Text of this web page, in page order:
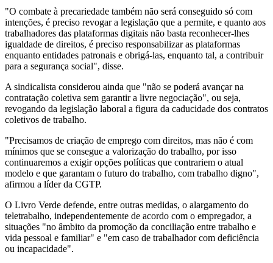
"O combate à precariedade também não será conseguido só com
intenções, é preciso revogar a legislação que a permite, e quanto aos
trabalhadores das plataformas digitais não basta reconhecer-lhes
igualdade de direitos, é preciso responsabilizar as plataformas
enquanto entidades patronais e obrigá-las, enquanto tal, a contribuir
para a segurança social", disse.
A sindicalista considerou ainda que "não se poderá avançar na
contratação coletiva sem garantir a livre negociação", ou seja,
revogando da legislação laboral a figura da caducidade dos contratos
coletivos de trabalho.
"Precisamos de criação de emprego com direitos, mas não é com
mínimos que se consegue a valorização do trabalho, por isso
continuaremos a exigir opções políticas que contrariem o atual
modelo e que garantam o futuro do trabalho, com trabalho digno",
afirmou a líder da CGTP.
O Livro Verde defende, entre outras medidas, o alargamento do
teletrabalho, independentemente de acordo com o empregador, a
situações "no âmbito da promoção da conciliação entre trabalho e
vida pessoal e familiar" e "em caso de trabalhador com deficiência
ou incapacidade".